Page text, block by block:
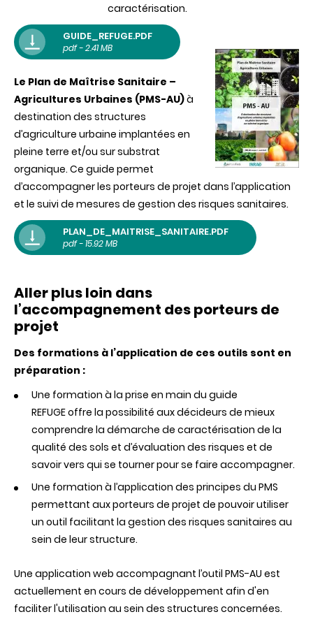
caractérisation.
GUIDE_REFUGE.PDF
pdf - 2.41 MB
Le Plan de Maîtrise Sanitaire –
Agricultures Urbaines (PMS-AU)à
destination des structures
d’agriculture urbaine implantées en
pleine terre et/ou sur substrat
organique. Ce guide permet
d’accompagner les porteurs de projet dans l’application
et le suivi de mesures de gestion des risques sanitaires.
PLAN_DE_MAITRISE_SANITAIRE.PDF
pdf - 15.92 MB
Aller plus loin dans
l’accompagnement des porteurs de
projet
Des formations à l’application de ces outils sont en
préparation :
Une formation à la prise en main du guide
REFUGE offre la possibilité aux décideurs de mieux
comprendre la démarche de caractérisation de la
qualité des sols et d’évaluation des risques et de
savoir vers qui se tourner pour se faire accompagner.
Une formation à l’application des principes du PMS
permettant aux porteurs de projet de pouvoir utiliser
un outil facilitant la gestion des risques sanitaires au
sein de leur structure.
Une application web accompagnant l’outil PMS-AU est
actuellement en cours de développement afin d'en
faciliter l'utilisation au sein des structures concernées.